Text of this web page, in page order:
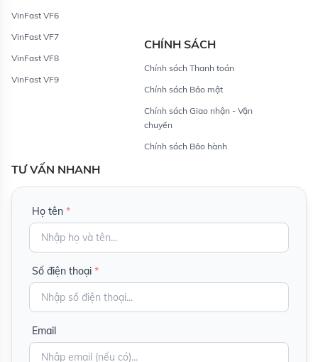
VinFast VF6
VinFast VF7
VinFast VF8
VinFast VF9
CHÍNH SÁCH
Chính sách Thanh toán
Chính sách Bảo mật
Chính sách Giao nhận - Vận
chuyển
Chính sách Bảo hành
TƯ VẤN NHANH
Họ tên *
Số điện thoại *
Email